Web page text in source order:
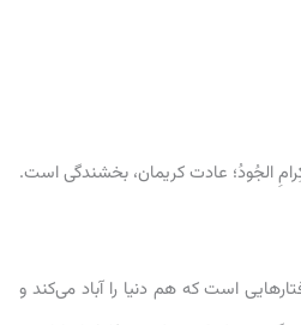
الجُودُ؛ عادت كريمان، بخشندگى است.
کمک می‌کنیم؛ فارغ از ثواب و